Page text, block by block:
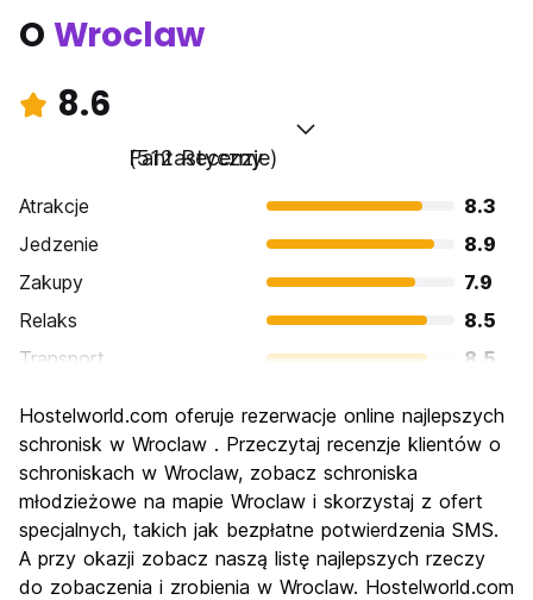
O Wroclaw
8.6
Fantastyczny
(512 Recenzje)
Atrakcje
8.3
Jedzenie
8.9
Zakupy
7.9
Relaks
8.5
Transport
8.5
Kultura
8.9
Imprezy
Najlepsza wartość
9.1
Hostelworld.com oferuje rezerwacje online najlepszych
schronisk w Wroclaw . Przeczytaj recenzje klientów o
schroniskach w Wroclaw, zobacz schroniska
młodzieżowe na mapie Wroclaw i skorzystaj z ofert
specjalnych, takich jak bezpłatne potwierdzenia SMS.
A przy okazji zobacz naszą listę najlepszych rzeczy
do zobaczenia i zrobienia w Wroclaw. Hostelworld.com